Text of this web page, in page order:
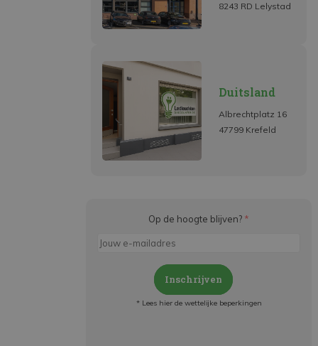
8243 RD Lelystad
Duitsland
Albrechtplatz 16
47799 Krefeld
Op de hoogte blijven? *
Inschrijven
* Lees hier de wettelijke beperkingen